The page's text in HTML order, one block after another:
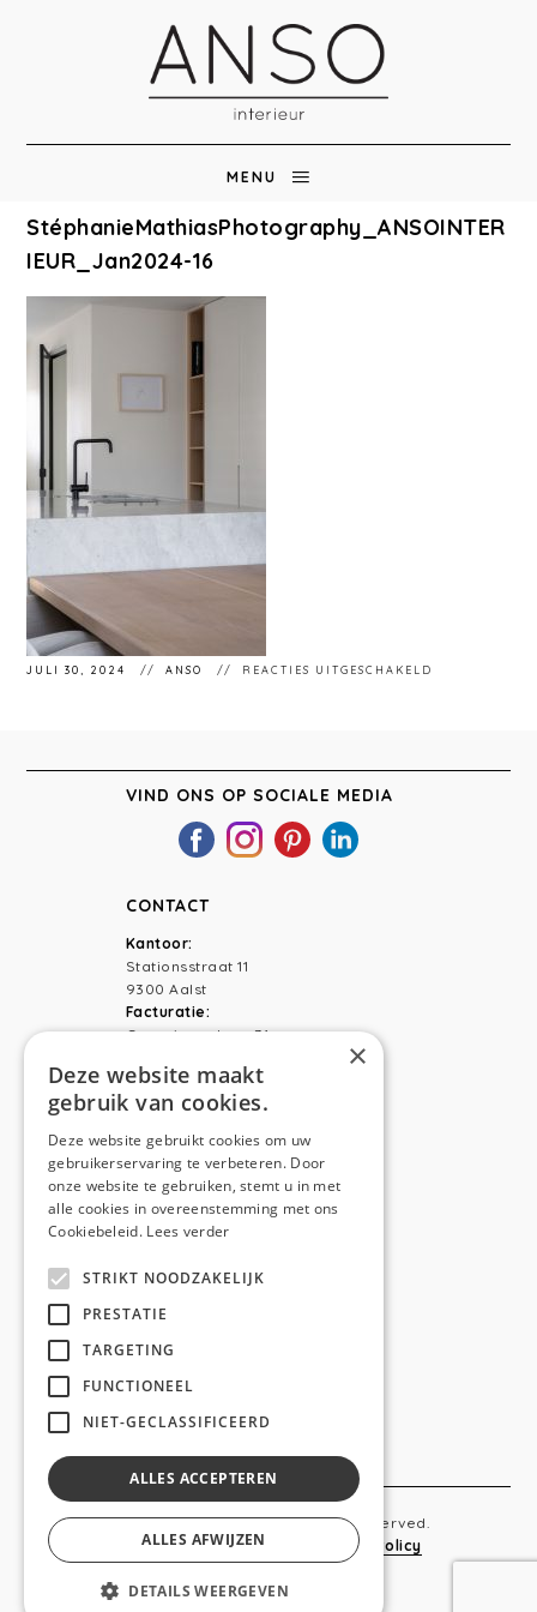
MENU
StéphanieMathiasPhotography_ANSOINTER
IEUR_Jan2024-16
JULI 30, 2024 ANSO REACTIES UITGESCHAKELD
VIND ONS OP SOCIALE MEDIA
CONTACT
Kantoor:
Stationsstraat 11
9300 Aalst
Facturatie:
Capucienenlaan 31
Telefoon:0473 44 56 94
NAVIGATION
Home
Diensten
Realisaties
Copyright © 2019 Anso. All rights reserved.
Sitemap-Privacy Policy Cookie Policy
webdesigned by
×
Deze website maakt
gebruik van cookies.
Deze website gebruikt cookies om uw
gebruikerservaring te verbeteren. Door
onze website te gebruiken, stemt u in met
alle cookies in overeenstemming met ons
Cookiebeleid. Lees verder
STRIKT NOODZAKELIJK
PRESTATIE
TARGETING
FUNCTIONEEL
NIET-GECLASSIFICEERD
ALLES ACCEPTEREN
ALLES AFWIJZEN
DETAILS WEERGEVEN